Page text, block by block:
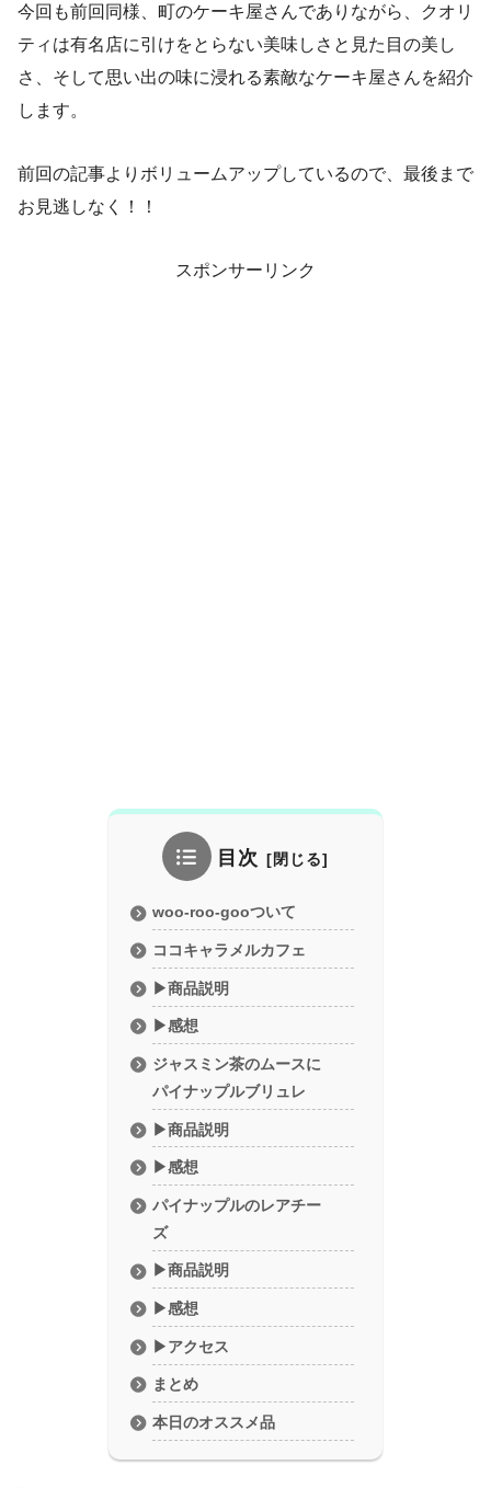
今回も前回同様、町のケーキ屋さんでありながら、クオリ
ティは有名店に引けをとらない美味しさと見た目の美し
さ、そして思い出の味に浸れる素敵なケーキ屋さんを紹介
します。
前回の記事よりボリュームアップしているので、最後まで
お見逃しなく！！
スポンサーリンク
目次
woo-roo-gooついて
ココキャラメルカフェ
▶︎商品説明
▶感想
ジャスミン茶のムースに
パイナップルブリュレ
▶︎商品説明
▶︎感想
パイナップルのレアチー
ズ
▶︎商品説明
▶︎感想
▶︎アクセス
まとめ
本日のオススメ品